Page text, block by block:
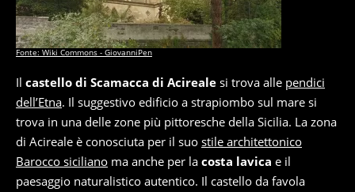
Fonte: Wiki Commons - GiovanniPen
Il castello di Scamacca di Acireale si trova alle pendici
dell’Etna. Il suggestivo edificio a strapiombo sul mare si
trova in una delle zone più pittoresche della Sicilia. La zona
di Acireale è conosciuta per il suo stile architettonico
Barocco siciliano ma anche per la costa lavica e il
paesaggio naturalistico autentico. Il castello da favola